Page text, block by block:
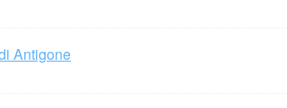
Antigone